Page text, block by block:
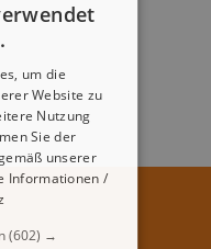
um die
Website zu
Nutzung
Sie der
unserer
Informationen /
(602) →